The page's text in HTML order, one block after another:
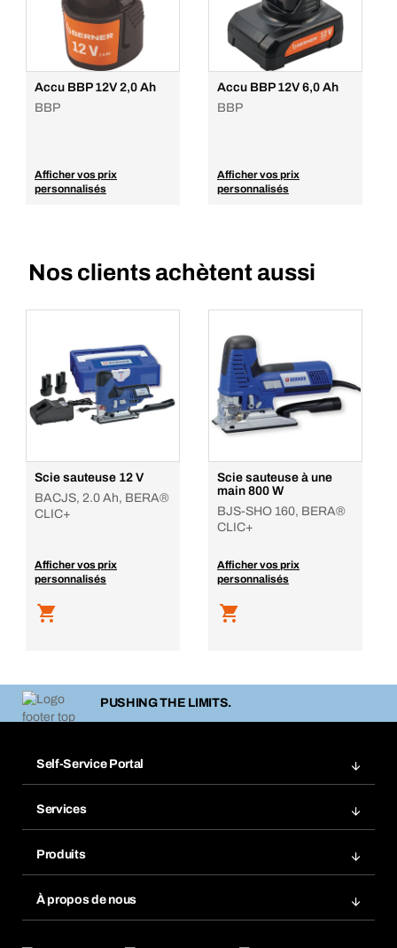
Accu BBP 12V 2,0 Ah
BBP
Afficher vos prix
personnalisés
Accu BBP 12V 6,0 Ah
BBP
Afficher vos prix
personnalisés
Nos clients achètent aussi
Scie sauteuse 12 V
BACJS, 2.0 Ah, BERA®
CLIC+
Afficher vos prix
personnalisés
Scie sauteuse à une
main 800 W
BJS-SHO 160, BERA®
CLIC+
Afficher vos prix
personnalisés
PUSHING THE LIMITS.
Self-Service Portal
Favoris
Commande automatique
Retour & Réclamation
Services
Gestion des risques chimiques
eProcurement
Produits
À propos de nous